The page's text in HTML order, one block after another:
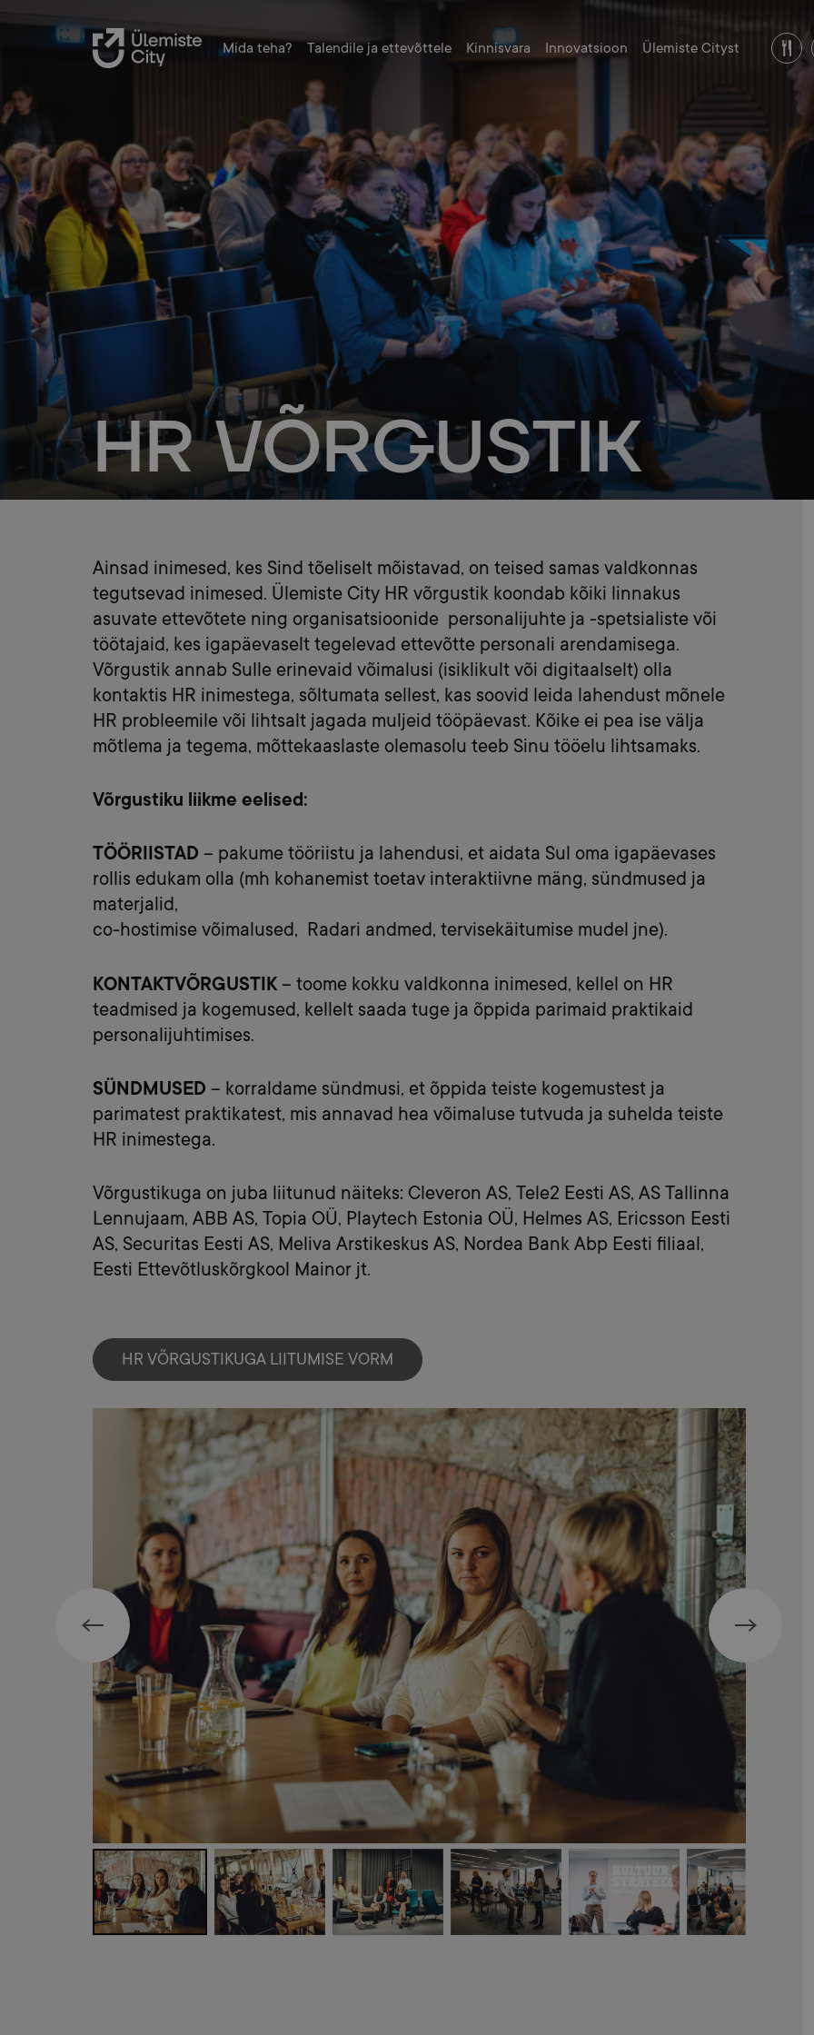
Mida teha? Talendile ja ettevõttele Kinnisvara Innovatsioon Ülemiste Cityst
HR VÕRGUSTIK
Ainsad inimesed, kes Sind tõeliselt mõistavad, on teised samas valdkonnas
tegutsevad inimesed. Ülemiste City HR võrgustik koondab kõiki linnakus
asuvate ettevõtete ning organisatsioonide personalijuhte ja -spetsialiste või
töötajaid, kes igapäevaselt tegelevad ettevõtte personali arendamisega.
Võrgustik annab Sulle erinevaid võimalusi (isiklikult või digitaalselt) olla
kontaktis HR inimestega, sõltumata sellest, kas soovid leida lahendust mõnele
HR probleemile või lihtsalt jagada muljeid tööpäevast. Kõike ei pea ise välja
mõtlema ja tegema, mõttekaaslaste olemasolu teeb Sinu tööelu lihtsamaks.
Võrgustiku liikme eelised:
TÖÖRIISTAD – pakume tööriistu ja lahendusi, et aidata Sul oma igapäevases
rollis edukam olla (mh kohanemist toetav interaktiivne mäng, sündmused ja
materjalid,
co-hostimise võimalused, Radari andmed, tervisekäitumise mudel jne).
KONTAKTVÕRGUSTIK– toome kokku valdkonna inimesed, kellel on HR
teadmised ja kogemused, kellelt saada tuge ja õppida parimaid praktikaid
personalijuhtimises.
SÜNDMUSED – korraldame sündmusi, et õppida teiste kogemustest ja
parimatest praktikatest, mis annavad hea võimaluse tutvuda ja suhelda teiste
HR inimestega.
Võrgustikuga on juba liitunud näiteks: Cleveron AS, Tele2 Eesti AS, AS Tallinna
Lennujaam, ABB AS, Topia OÜ, Playtech Estonia OÜ, Helmes AS, Ericsson Eesti
AS, Securitas Eesti AS, Meliva Arstikeskus AS, Nordea Bank Abp Eesti filiaal,
Eesti Ettevõtluskõrgkool Mainor jt.
HR VÕRGUSTIKUGA LIITUMISE VORM
EELMINE